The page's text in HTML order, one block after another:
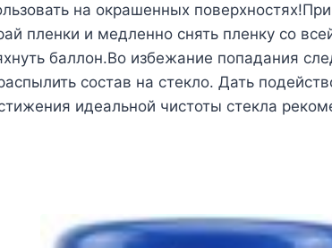
на окрашенных
пленки и медленно снять пленку со
баллон.Во избежание попадания
состав на стекло. Дать
идеальной чистоты стекла